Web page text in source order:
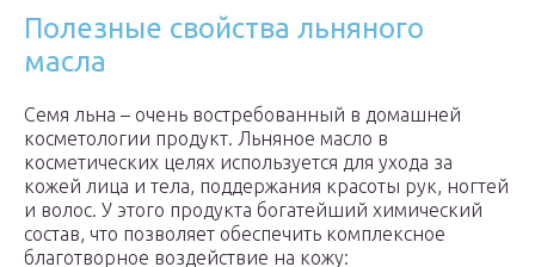
Полезные свойства льняного
масла
Семя льна – очень востребованный в домашней
косметологии продукт. Льняное масло в
косметических целях используется для ухода за
кожей лица и тела, поддержания красоты рук, ногтей
и волос. У этого продукта богатейший химический
состав, что позволяет обеспечить комплексное
благотворное воздействие на кожу: